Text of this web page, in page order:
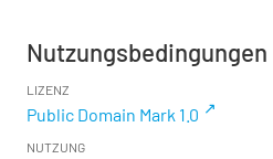
Nutzungsbedingungen
LIZENZ
Public Domain Mark 1.0
NUTZUNG